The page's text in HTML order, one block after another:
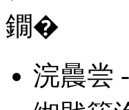
浣曟尝